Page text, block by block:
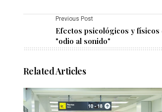
Previous Post
Efectos psicológicos y físicos
"odio al sonido"
Related Articles